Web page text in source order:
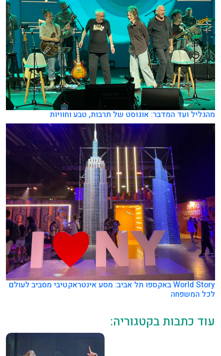
מהגליל ועד המדבר: אוגוסט של תרבות, טבע וחוויות
World Story באקספו תל אביב: מסע אינטראקטיבי מסביב לעולם
לכל המשפחה
עוד כתבות בקטגוריה: